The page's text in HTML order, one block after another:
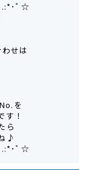
･ﾟ☆
せは
を
す！
ら
♪
･ﾟ☆